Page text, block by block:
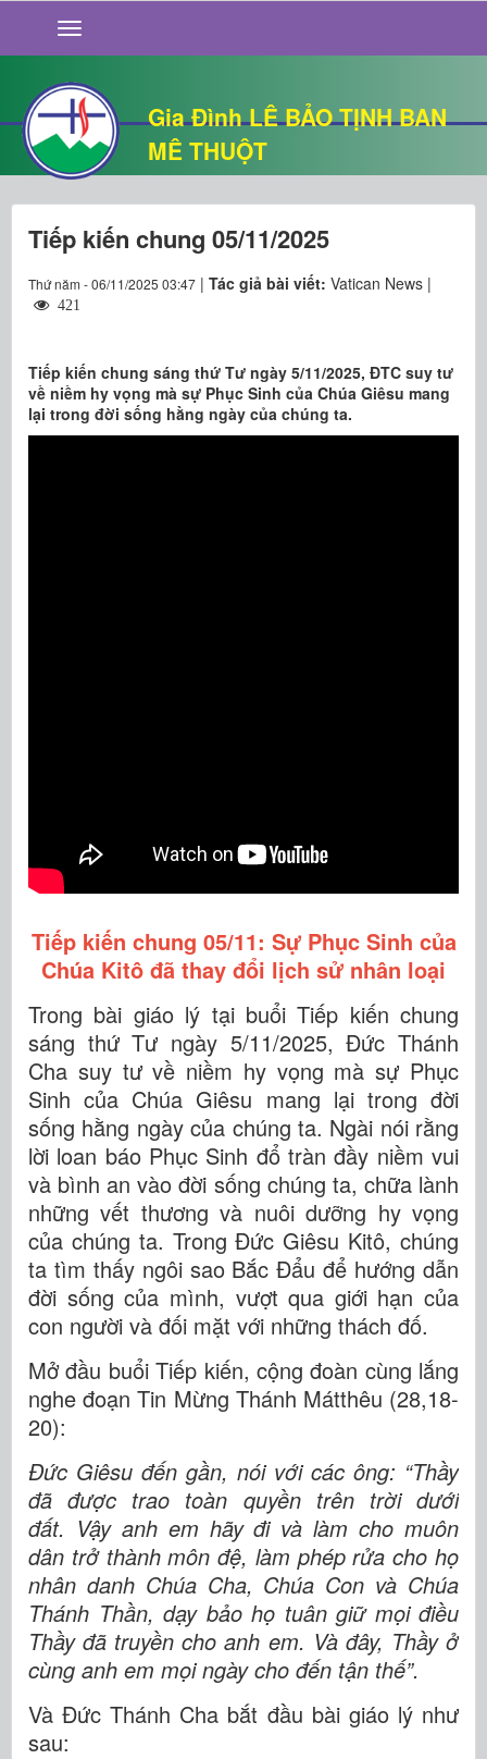
Gia Đình LÊ BẢO TỊNH BAN
MÊ THUỘT
GIỚI THIỆU
TIN TỨC
SỐNG ĐẠO
CHUYỆN NHÀ
QUÁN VĂN
THƯ GIÃN
Tiếp kiến chung 05/11/2025
Thứ năm - 06/11/2025 03:47 | Tác giả bài viết: Vatican News |
421
Tiếp kiến chung sáng thứ Tư ngày 5/11/2025, ĐTC suy tư
về niềm hy vọng mà sự Phục Sinh của Chúa Giêsu mang
lại trong đời sống hằng ngày của chúng ta.
Tiếp kiến chung 05/11: Sự Phục Sinh của
Chúa Kitô đã thay đổi lịch sử nhân loại
Trong bài giáo lý tại buổi Tiếp kiến chung
sáng thứ Tư ngày 5/11/2025, Đức Thánh
Cha suy tư về niềm hy vọng mà sự Phục
Sinh của Chúa Giêsu mang lại trong đời
sống hằng ngày của chúng ta. Ngài nói rằng
lời loan báo Phục Sinh đổ tràn đầy niềm vui
và bình an vào đời sống chúng ta, chữa lành
những vết thương và nuôi dưỡng hy vọng
của chúng ta. Trong Đức Giêsu Kitô, chúng
ta tìm thấy ngôi sao Bắc Đẩu để hướng dẫn
đời sống của mình, vượt qua giới hạn của
con người và đối mặt với những thách đố.
Mở đầu buổi Tiếp kiến, cộng đoàn cùng lắng
nghe đoạn Tin Mừng Thánh Mátthêu (28,18-
20):
Đức Giêsu đến gần, nói với các ông: “Thầy
đã được trao toàn quyền trên trời dưới
đất. Vậy anh em hãy đi và làm cho muôn
dân trở thành môn đệ, làm phép rửa cho họ
nhân danh Chúa Cha, Chúa Con và Chúa
Thánh Thần, dạy bảo họ tuân giữ mọi điều
Thầy đã truyền cho anh em. Và đây, Thầy ở
cùng anh em mọi ngày cho đến tận thế”.
Và Đức Thánh Cha bắt đầu bài giáo lý như
sau: